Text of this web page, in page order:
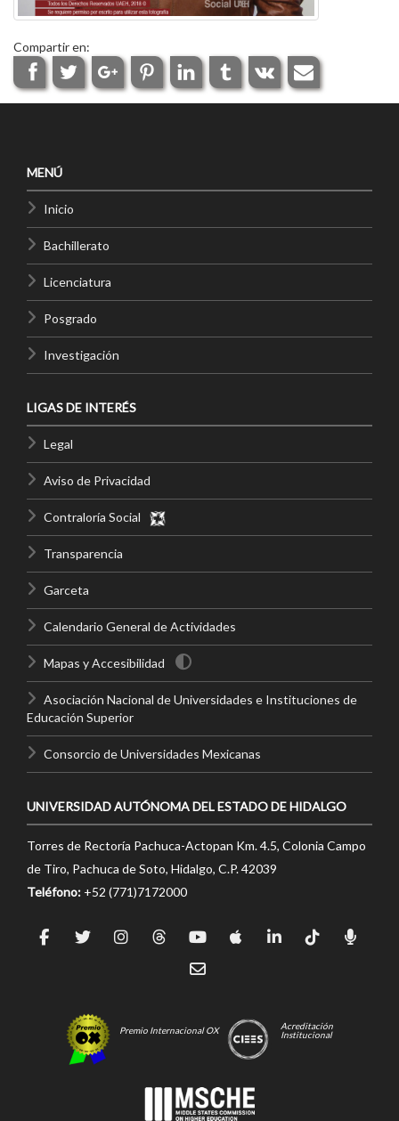
Compartir en:
MENÚ
Inicio
Bachillerato
Licenciatura
Posgrado
Investigación
LIGAS DE INTERÉS
Legal
Aviso de Privacidad
Contraloría Social
Transparencia
Garceta
Calendario General de Actividades
Mapas y Accesibilidad
Asociación Nacional de Universidades e Instituciones de
Educación Superior
Consorcio de Universidades Mexicanas
UNIVERSIDAD AUTÓNOMA DEL ESTADO DE HIDALGO
Torres de Rectoría Pachuca-Actopan Km. 4.5, Colonia Campo
de Tiro, Pachuca de Soto, Hidalgo, C.P. 42039
Teléfono: +52 (771)7172000
Premio Internacional OX
Acreditación
Institucional